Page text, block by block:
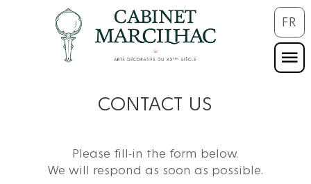
FR
CONTACT US
Please fill-in the form below.
We will respond as soon as possible.